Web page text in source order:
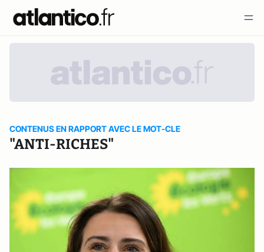
CONTENUS EN RAPPORT AVEC LE MOT-CLE
"ANTI-RICHES"